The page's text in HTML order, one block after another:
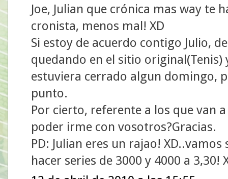
Joe, Julian que crónica mas way te
cronista, menos mal! XD
Si estoy de acuerdo contigo Julio,
quedando en el sitio
estuviera cerrado algun domingo,
punto.
Por cierto, referente a los que van
poder irme con vosotros?Gracias.
PD: Julian eres un rajao!
hacer series de 3000 y 4000 a 3,30!